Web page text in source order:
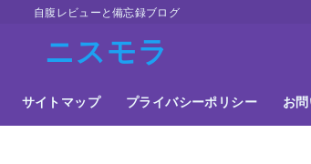
自腹レビューと備忘録ブログ
ニスモラ
サイトマップ プライバシーポリシー お